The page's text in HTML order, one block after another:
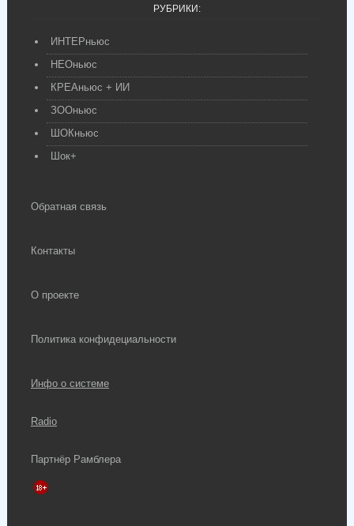
РУБРИКИ:
ИНТЕРньюс
НЕОньюс
КРЕАньюс + ИИ
ЗООньюс
ШОКньюс
Шок+
Обратная связь
Контакты
О проекте
Политика конфидециальности
Инфо о системе
Radio
Партнёр Рамблера